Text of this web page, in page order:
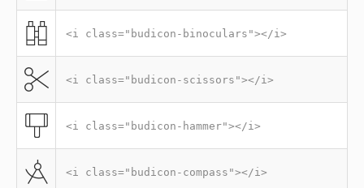
<i class="budicon-binoculars"></i>
<i class="budicon-scissors"></i>
<i class="budicon-hammer"></i>
<i class="budicon-compass"></i>